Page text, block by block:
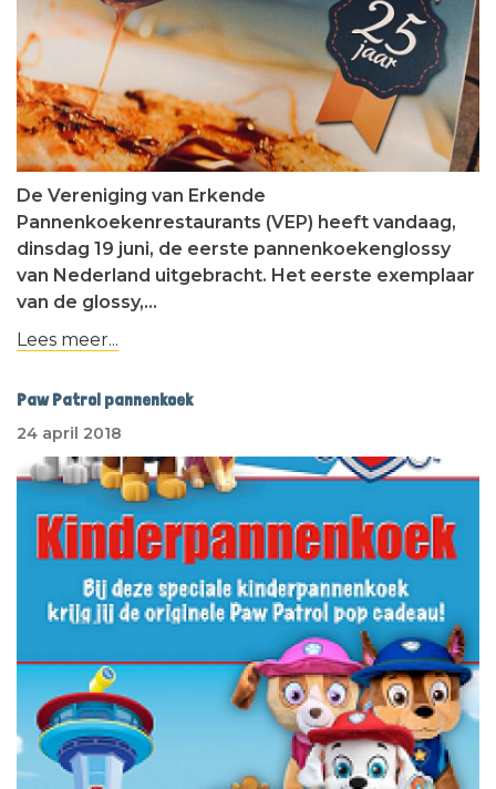
De Vereniging van Erkende
Pannenkoekenrestaurants (VEP) heeft vandaag,
dinsdag 19 juni, de eerste pannenkoekenglossy
van Nederland uitgebracht. Het eerste exemplaar
van de glossy,…
Lees meer...
Paw Patrol pannenkoek
24 april 2018